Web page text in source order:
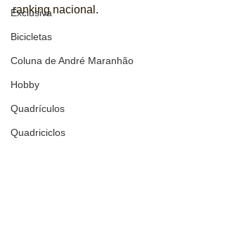
Exclusiva
Bicicletas
Coluna de André Maranhão
Hobby
Quadrículos
Quadriciclos
ranking nacional.